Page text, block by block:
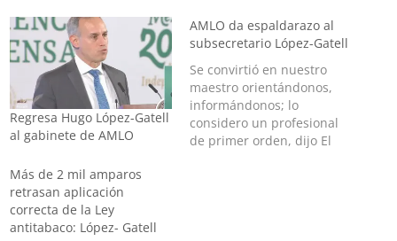
Regresa Hugo López-Gatell
al gabinete de AMLO
AMLO da espaldarazo al
subsecretario López-Gatell
Se convirtió en nuestro
maestro orientándonos,
informándonos; lo
considero un profesional
de primer orden, dijo El
Más de 2 mil amparos
retrasan aplicación
correcta de la Ley
antitabaco: López- Gatell